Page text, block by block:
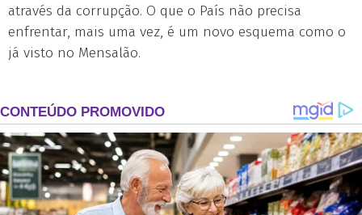
através da corrupção. O que o País não precisa
enfrentar, mais uma vez, é um novo esquema como o
já visto no Mensalão.